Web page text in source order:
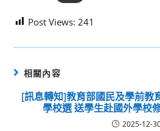
Post Views: 241
相關內容
[訊息轉知]教育部國民及學前教
學校選 送學生赴國外學校
2025-12-